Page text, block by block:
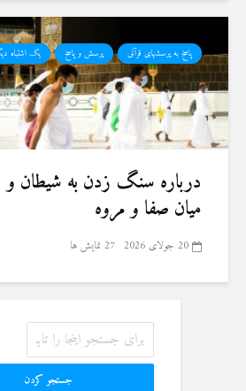
پاسخ به پرسشهای قرآنی پرسش و پاسخ یک اشتباه
درباره سنگ زدن به شیطان و
میان صفا و مروه
20 جولای 2026 27 نمایش ها
جستجو کردن